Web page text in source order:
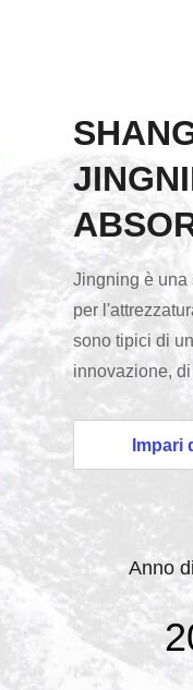
Jingning è
per
sono tipici di
innovazione,
pensiero e
sano sia in
Impari
Anno